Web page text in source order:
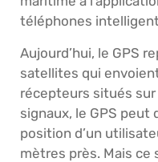
téléphones
Aujourd’hui, le GPS
satellites qui
récepteurs situés
signaux, le GPS
position d’un
mètres près. Mais ce